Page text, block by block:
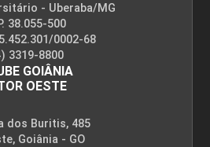
- Uberaba/MG
38.055-500
0002-68
3319-8800
GOIÂNIA
OESTE
dos Buritis, 485
Goiânia - GO